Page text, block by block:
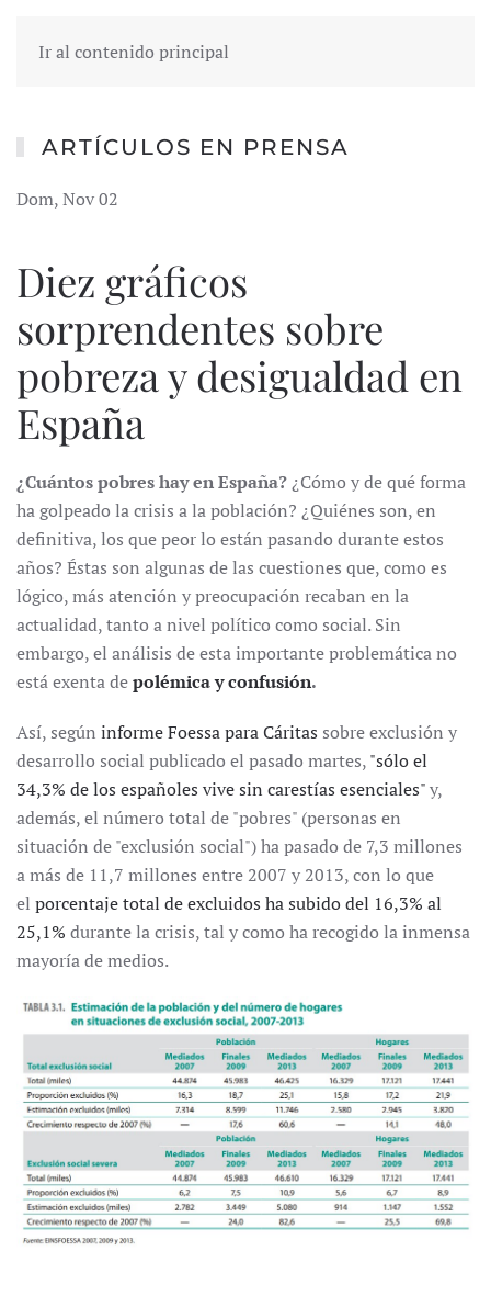
Ir al contenido principal
ARTÍCULOS EN PRENSA
Dom, Nov 02
Diez gráficos
sorprendentes sobre
pobreza y desigualdad en
España
¿Cuántos pobres hay en España?¿Cómo y de qué forma
ha golpeado la crisis a la población? ¿Quiénes son, en
definitiva, los que peor lo están pasando durante estos
años? Éstas son algunas de las cuestiones que, como es
lógico, más atención y preocupación recaban en la
actualidad, tanto a nivel político como social. Sin
embargo, el análisis de esta importante problemática no
está exenta depolémica y confusión.
Así, según informe Foessa para Cáritas sobre exclusión y
desarrollo social publicado el pasado martes,"sólo el
34,3% de los españoles vive sin carestías esenciales"y,
además, el número total de "pobres" (personas en
situación de "exclusión social") ha pasado de 7,3 millones
a más de 11,7 millones entre 2007 y 2013, con lo que
el porcentaje total de excluidos ha subido del 16,3% al
25,1% durante la crisis, tal y como ha recogido la inmensa
mayoría de medios.